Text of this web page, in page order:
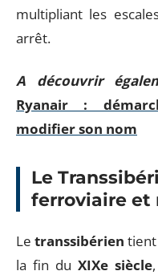
multipliant les
arrêt.
A découvrir
Ryanair :
modifier son nom
Le
ferroviaire et
Letranssibérien tient
la fin duXIXe siècle